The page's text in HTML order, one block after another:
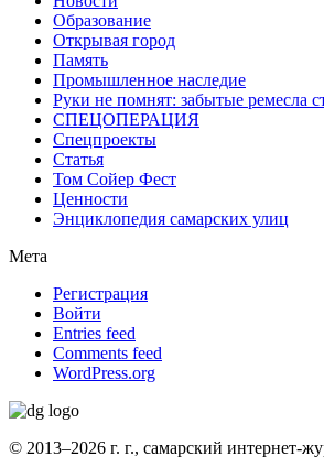
Образование
Открывая город
Память
Промышленное наследие
Руки не помнят: забытые ремесла
СПЕЦОПЕРАЦИЯ
Спецпроекты
Статья
Том Сойер Фест
Ценности
Энциклопедия самарских улиц
Мета
Регистрация
Войти
Entries feed
Comments feed
WordPress.org
© 2013–2026 г. г., самарский интернет-